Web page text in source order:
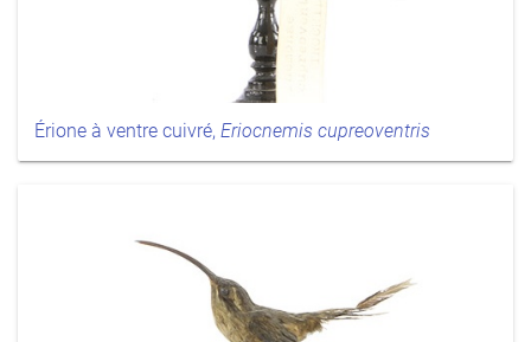
Érione à ventre cuivré, Eriocnemis cupreoventris